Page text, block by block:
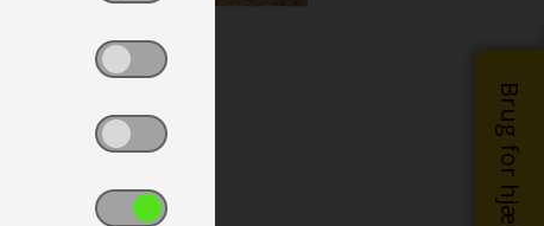
Brug for hjælp?